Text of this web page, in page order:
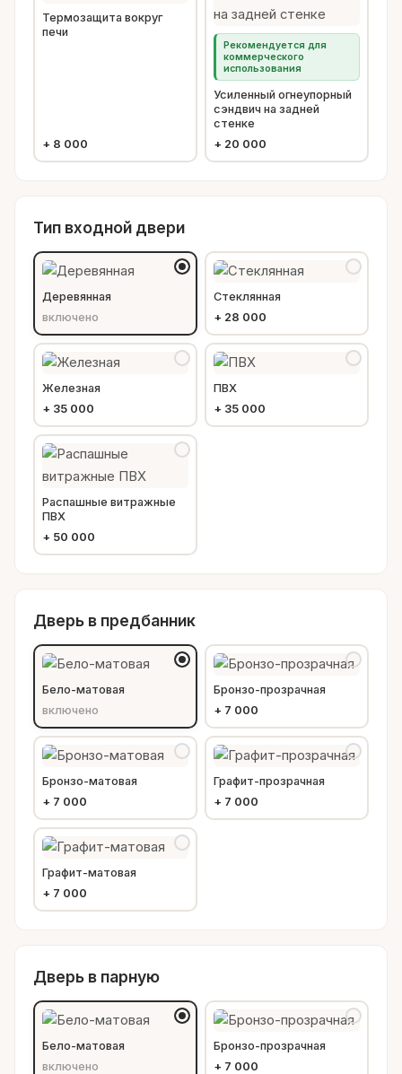
Термозащита вокруг
печи
+ 8 000
Рекомендуется для
коммерческого
использования
Усиленный огнеупорный
сэндвич на задней
стенке
+ 20 000
Тип входной двери
Деревянная
включено
Стеклянная
+ 28 000
Железная
+ 35 000
ПВХ
+ 35 000
Распашные витражные
ПВХ
+ 50 000
Дверь в предбанник
Бело-матовая
включено
Бронзо-прозрачная
+ 7 000
Бронзо-матовая
+ 7 000
Графит-прозрачная
+ 7 000
Графит-матовая
+ 7 000
Дверь в парную
Бело-матовая
включено
Бронзо-прозрачная
+ 7 000